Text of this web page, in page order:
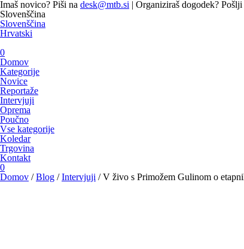
Imaš novico? Piši na desk@mtb.si | Organiziraš dogodek? Pošlji
Slovenščina
Slovenščina
Hrvatski
0
Domov
Kategorije
Novice
Reportaže
Intervjuji
Oprema
Poučno
Vse kategorije
Koledar
Trgovina
Kontakt
0
Domov /Blog /Intervjuji /V živo s Primožem Gulinom o